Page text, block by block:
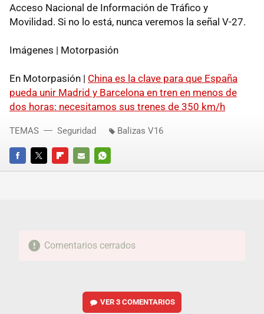
Acceso Nacional de Información de Tráfico y
Movilidad. Si no lo está, nunca veremos la señal V-27.
Imágenes | Motorpasión
En Motorpasión | China es la clave para que España
pueda unir Madrid y Barcelona en tren en menos de
dos horas: necesitamos sus trenes de 350 km/h
FACEBOOKTWITTERFLIPBOARD
E-
WHATSAPP
TEMAS Seguridad Balizas V16
Comentarios cerrados
VER3 COMENTARIOS